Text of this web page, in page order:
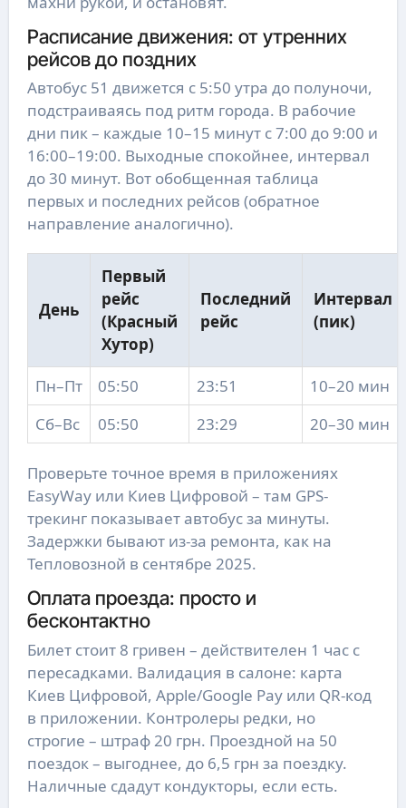
Расписание движения: от утренних
рейсов до поздних
Автобус 51 движется с 5:50 утра до полуночи,
подстраиваясь под ритм города. В рабочие
дни пик – каждые 10–15 минут с 7:00 до 9:00 и
16:00–19:00. Выходные спокойнее, интервал
до 30 минут. Вот обобщенная таблица
первых и последних рейсов (обратное
направление аналогично).
День
Первый
рейс
(Красный
Хутор)
Последний
рейс
Интервал
(пик)
Пн–Пт 05:50 23:51
10–20 мин
Сб–Вс
05:50 23:29 20–30 мин
Проверьте точное время в приложениях
EasyWay или Киев Цифровой – там GPS-
трекинг показывает автобус за минуты.
Задержки бывают из-за ремонта, как на
Тепловозной в сентябре 2025.
Оплата проезда: просто и
бесконтактно
Билет стоит 8 гривен – действителен 1 час с
пересадками. Валидация в салоне: карта
Киев Цифровой, Apple/Google Pay или QR-код
в приложении. Контролеры редки, но
строгие – штраф 20 грн. Проездной на 50
поездок – выгоднее, до 6,5 грн за поездку.
Наличные сдадут кондукторы, если есть.